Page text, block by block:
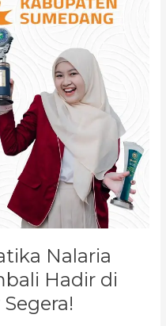
Nalaria
Hadir di